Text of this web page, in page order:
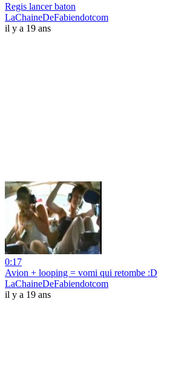
Regis lancer baton
LaChaineDeFabiendotcom
il y a 19 ans
0:17
Avion + looping = vomi qui retombe :D
LaChaineDeFabiendotcom
il y a 19 ans